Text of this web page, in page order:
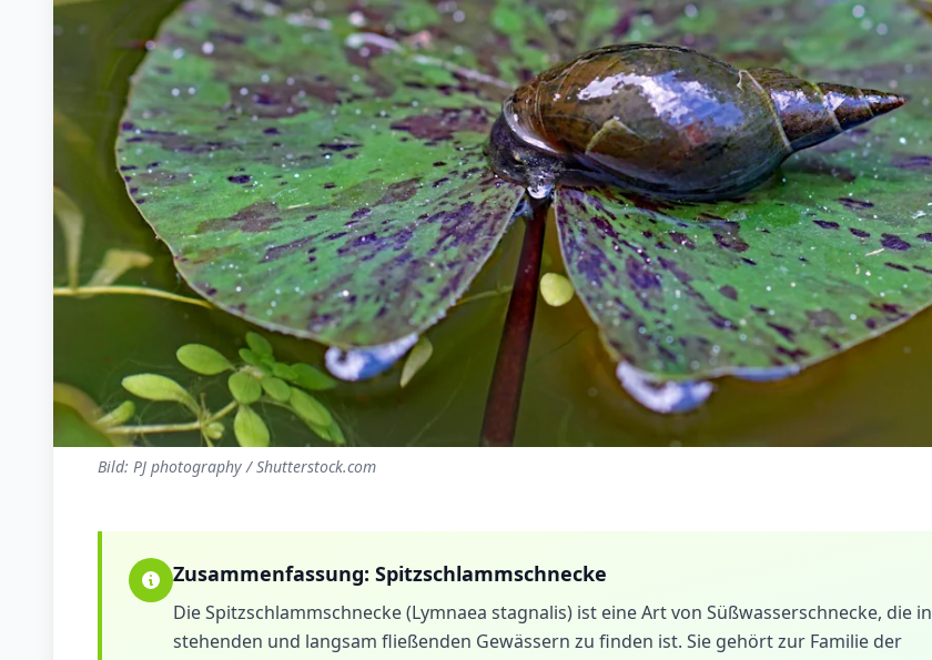
Bild: PJ photography / Shutterstock.com
Zusammenfassung: Spitzschlammschnecke
Die Spitzschlammschnecke (Lymnaea stagnalis) ist eine Art von Süßwasserschnecke, die in
stehenden und langsam fließenden Gewässern zu finden ist. Sie gehört zur Familie der